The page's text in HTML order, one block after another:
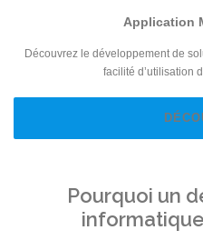
Application
Découvrez le développement de
facilité d’utilisation
Pourquoi un